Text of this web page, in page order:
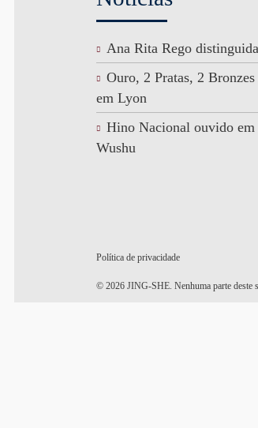
Ana Rita Rego
Ouro, 2 Pratas, 2
em Lyon
Hino Nacional ouvido em
Wushu
Política de privacidade
© 2026 JING-SHE. Nenhuma parte deste